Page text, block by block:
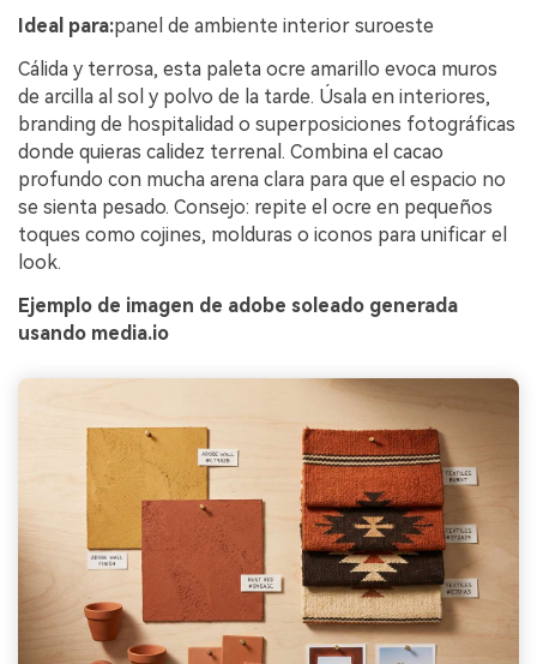
Ideal para:panel de ambiente interior suroeste
Cálida y terrosa, esta paleta ocre amarillo evoca muros
de arcilla al sol y polvo de la tarde. Úsala en interiores,
branding de hospitalidad o superposiciones fotográficas
donde quieras calidez terrenal. Combina el cacao
profundo con mucha arena clara para que el espacio no
se sienta pesado. Consejo: repite el ocre en pequeños
toques como cojines, molduras o iconos para unificar el
look.
Ejemplo de imagen de adobe soleado generada
usando media.io